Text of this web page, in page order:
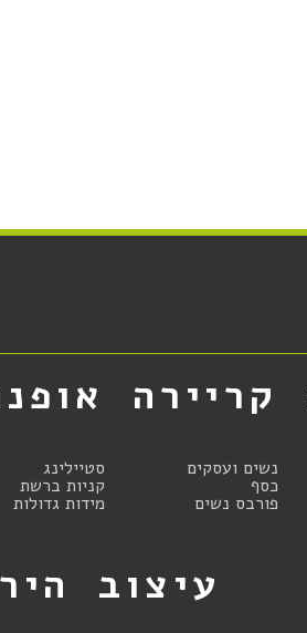
קריירה
נשים ועסקים
כסף
פורבס נשים
סטיילינג
קניות ברשת
מידות גדולות
עיצוב